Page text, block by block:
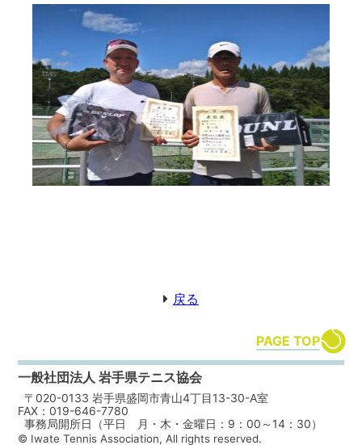
戻る
PAGE TOP
一般社団法人 岩手県テニス協会
〒020-0133 岩手県盛岡市青山4丁目13-30-A室
FAX：019-646-7780
事務局開所日（平日 月・木・金曜日：9：00～14：30）
© Iwate Tennis Association, All rights reserved.